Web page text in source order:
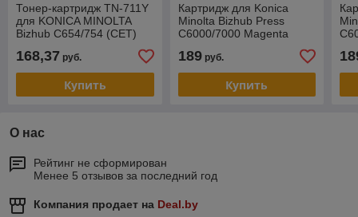
Тонер-картридж TN-711Y
для KONICA MINOLTA
Bizhub C654/754 (CET)
CET7299
168,37 руб.
Купить
Картридж для Konica
Minolta Bizhub Press
C6000/7000 Magenta
189руб.
Купить
О нас
Рейтинг не сформирован
Менее 5 отзывов за последний год
Компания продает на Deal.by